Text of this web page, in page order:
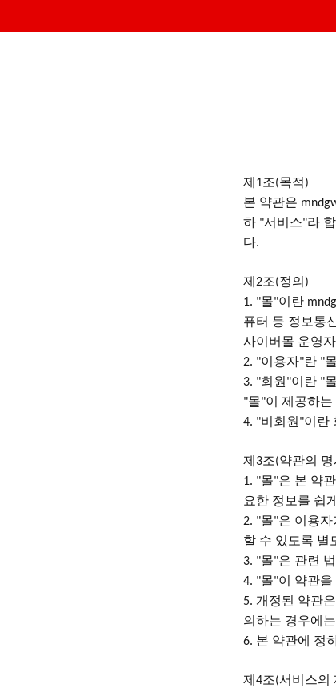
제 1조(목적)
본 약관은
하 "서비스"라
다.
제 2조(정의 )
1. "몰"이란
퓨터 등 정보통
사이버몰 운영
2. "이용자"란 "몰
3. "회원 "이란 "몰
"몰"이 제공하
4. "비회원 "이란
제 3조(약관의 명
1. "몰"은 본 약
요한 정보를 쉽
2. "몰"은 이용자
할 수 있도록 별
3. "몰"은 관련
4. "몰"이 약관
5. 개정된 약관
의하는 경우에
6. 본 약관에 정
제 4조(서비스의